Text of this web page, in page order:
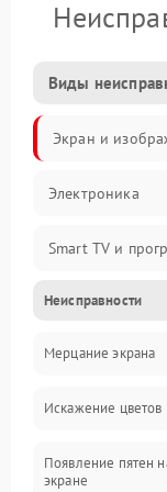
Виды
Экран и
Электроника
Smart TV и
Питание и запуск
Подсветка и
Звук и
Сигнал и приём
Неисправности
Мерцание экрана
Искажение цветов
Появление пятен
экране